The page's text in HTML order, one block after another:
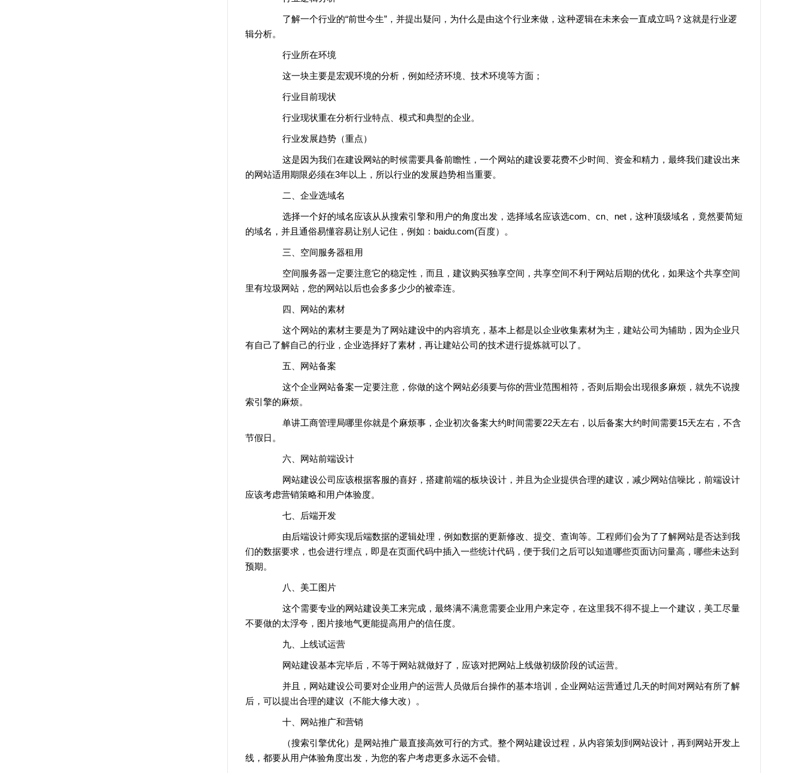
了解一个行业的“前世今生”，并提出疑问，为什么是由这个行业来做，这种逻辑在未来会一直成立吗？这就是行业逻
辑分析。
行业所在环境
这一块主要是宏观环境的分析，例如经济环境、技术环境等方面；
行业目前现状
行业现状重在分析行业特点、模式和典型的企业。
行业发展趋势（重点）
这是因为我们在建设网站的时候需要具备前瞻性，一个网站的建设要花费不少时间、资金和精力，最终我们建设出来
的网站适用期限必须在3年以上，所以行业的发展趋势相当重要。
二、企业选域名
选择一个好的域名应该从从搜索引擎和用户的角度出发，选择域名应该选com、cn、net，这种顶级域名，竟然要简短
的域名，并且通俗易懂容易让别人记住，例如：baidu.com(百度）。
三、空间服务器租用
空间服务器一定要注意它的稳定性，而且，建议购买独享空间，共享空间不利于网站后期的优化，如果这个共享空间
里有垃圾网站，您的网站以后也会多多少少的被牵连。
四、网站的素材
这个网站的素材主要是为了网站建设中的内容填充，基本上都是以企业收集素材为主，建站公司为辅助，因为企业只
有自己了解自己的行业，企业选择好了素材，再让建站公司的技术进行提炼就可以了。
五、网站备案
这个企业网站备案一定要注意，你做的这个网站必须要与你的营业范围相符，否则后期会出现很多麻烦，就先不说搜
索引擎的麻烦。
单讲工商管理局哪里你就是个麻烦事，企业初次备案大约时间需要22天左右，以后备案大约时间需要15天左右，不含
节假日。
六、网站前端设计
网站建设公司应该根据客服的喜好，搭建前端的板块设计，并且为企业提供合理的建议，减少网站信噪比，前端设计
应该考虑营销策略和用户体验度。
七、后端开发
由后端设计师实现后端数据的逻辑处理，例如数据的更新修改、提交、查询等。工程师们会为了了解网站是否达到我
们的数据要求，也会进行埋点，即是在页面代码中插入一些统计代码，便于我们之后可以知道哪些页面访问量高，哪些未达到
预期。
八、美工图片
这个需要专业的网站建设美工来完成，最终满不满意需要企业用户来定夺，在这里我不得不提上一个建议，美工尽量
不要做的太浮夸，图片接地气更能提高用户的信任度。
九、上线试运营
网站建设基本完毕后，不等于网站就做好了，应该对把网站上线做初级阶段的试运营。
并且，网站建设公司要对企业用户的运营人员做后台操作的基本培训，企业网站运营通过几天的时间对网站有所了解
后，可以提出合理的建议（不能大修大改）。
十、网站推广和营销
（搜索引擎优化）是网站推广最直接高效可行的方式。整个网站建设过程，从内容策划到网站设计，再到网站开发上
线，都要从用户体验角度出发，为您的客户考虑更多永远不会错。